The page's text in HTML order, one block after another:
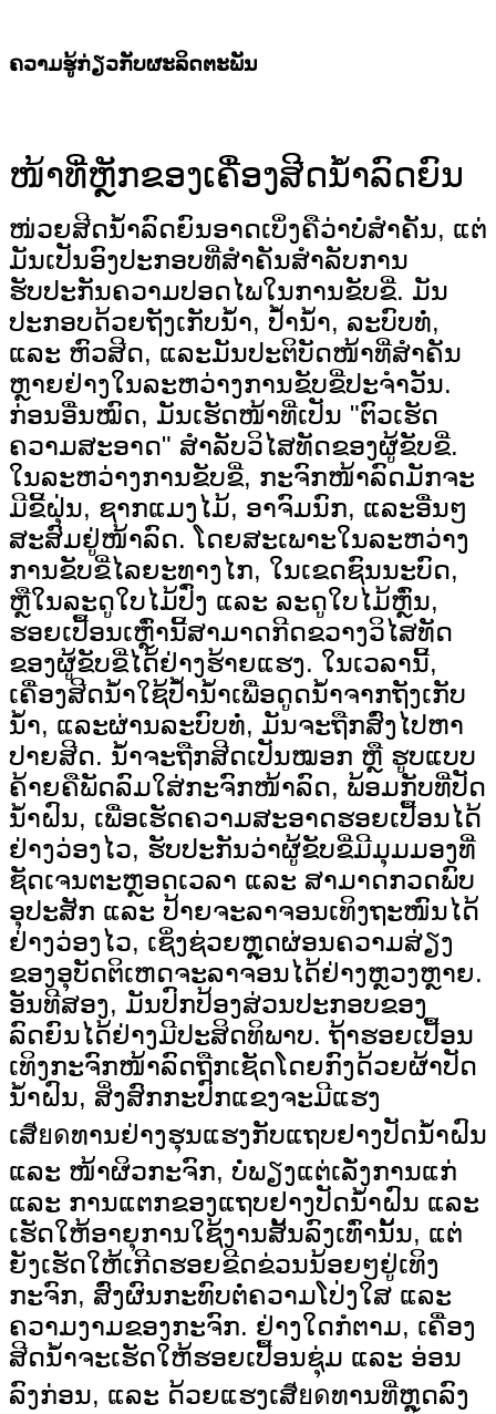
ຄວາມຮູ້ກ່ຽວກັບຜະລິດຕະພັນ
ໜ້າທີ່ຫຼັກຂອງເຄື່ອງສີດນ້ຳລົດຍົນ
ໜ່ວຍສີດນໍ້າລົດຍົນອາດເບິ່ງຄືວ່າບໍ່ສຳຄັນ, ແຕ່
ມັນເປັນອົງປະກອບທີ່ສຳຄັນສຳລັບການ
ຮັບປະກັນຄວາມປອດໄພໃນການຂັບຂີ່. ມັນ
ປະກອບດ້ວຍຖັງເກັບນໍ້າ, ປໍ້ານໍ້າ, ລະບົບທໍ່,
ແລະ ຫົວສີດ, ແລະມັນປະຕິບັດໜ້າທີ່ສຳຄັນ
ຫຼາຍຢ່າງໃນລະຫວ່າງການຂັບຂີ່ປະຈຳວັນ.
ກ່ອນອື່ນໝົດ, ມັນເຮັດໜ້າທີ່ເປັນ "ຕົວເຮັດ
ຄວາມສະອາດ" ສຳລັບວິໄສທັດຂອງຜູ້ຂັບຂີ່.
ໃນລະຫວ່າງການຂັບຂີ່, ກະຈົກໜ້າລົດມັກຈະ
ມີຂີ້ຝຸ່ນ, ຊາກແມງໄມ້, ອາຈົມນົກ, ແລະອື່ນໆ
ສະສົມຢູ່ໜ້າລົດ. ໂດຍສະເພາະໃນລະຫວ່າງ
ການຂັບຂີ່ໄລຍະທາງໄກ, ໃນເຂດຊົນນະບົດ,
ຫຼືໃນລະດູໃບໄມ້ປົ່ງ ແລະ ລະດູໃບໄມ້ຫຼົ່ນ,
ຮອຍເປື້ອນເຫຼົ່ານີ້ສາມາດກີດຂວາງວິໄສທັດ
ຂອງຜູ້ຂັບຂີ່ໄດ້ຢ່າງຮ້າຍແຮງ. ໃນເວລານີ້,
ເຄື່ອງສີດນ້ຳໃຊ້ປໍ້ານ້ຳເພື່ອດູດນ້ຳຈາກຖັງເກັບ
ນ້ຳ, ແລະຜ່ານລະບົບທໍ່, ມັນຈະຖືກສົ່ງໄປຫາ
ປາຍສີດ. ນ້ຳຈະຖືກສີດເປັນໝອກ ຫຼື ຮູບແບບ
ຄ້າຍຄືພັດລົມໃສ່ກະຈົກໜ້າລົດ, ພ້ອມກັບທີ່ປັດ
ນ້ຳຝົນ, ເພື່ອເຮັດຄວາມສະອາດຮອຍເປື້ອນໄດ້
ຢ່າງວ່ອງໄວ, ຮັບປະກັນວ່າຜູ້ຂັບຂີ່ມີມຸມມອງທີ່
ຊັດເຈນຕະຫຼອດເວລາ ແລະ ສາມາດກວດພົບ
ອຸປະສັກ ແລະ ປ້າຍຈະລາຈອນເທິງຖະໜົນໄດ້
ຢ່າງວ່ອງໄວ, ເຊິ່ງຊ່ວຍຫຼຸດຜ່ອນຄວາມສ່ຽງ
ຂອງອຸບັດຕິເຫດຈະລາຈອນໄດ້ຢ່າງຫຼວງຫຼາຍ.
ອັນທີສອງ, ມັນປົກປ້ອງສ່ວນປະກອບຂອງ
ລົດຍົນໄດ້ຢ່າງມີປະສິດທິພາບ. ຖ້າຮອຍເປື້ອນ
ເທິງກະຈົກໜ້າລົດຖືກເຊັດໂດຍກົງດ້ວຍຜ້າປັດ
ນ້ຳຝົນ, ສິ່ງສົກກະປົກແຂງຈະມີແຮງ
ເສียดທານຢ່າງຮຸນແຮງກັບແຖບຢາງປັດນ້ຳຝົນ
ແລະ ໜ້າຜິວກະຈົກ, ບໍ່ພຽງແຕ່ເລັ່ງການແກ່
ແລະ ການແຕກຂອງແຖບຢາງປັດນ້ຳຝົນ ແລະ
ເຮັດໃຫ້ອາຍຸການໃຊ້ງານສັ້ນລົງເທົ່ານັ້ນ, ແຕ່
ຍັງເຮັດໃຫ້ເກີດຮອຍຂີດຂ່ວນນ້ອຍໆຢູ່ເທິງ
ກະຈົກ, ສົ່ງຜົນກະທົບຕໍ່ຄວາມໂປ່ງໃສ ແລະ
ຄວາມງາມຂອງກະຈົກ. ຢ່າງໃດກໍຕາມ, ເຄື່ອງ
ສີດນ້ຳຈະເຮັດໃຫ້ຮອຍເປື້ອນຊຸ່ມ ແລະ ອ່ອນ
ລົງກ່ອນ, ແລະ ດ້ວຍແຮງເສียดທານທີ່ຫຼຸດລົງ